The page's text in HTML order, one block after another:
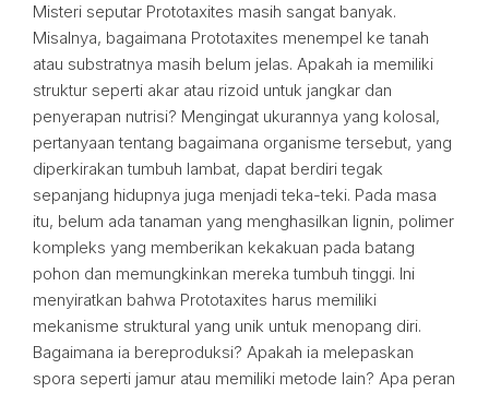
Misteri seputar Prototaxites masih sangat banyak.
Misalnya, bagaimana Prototaxites menempel ke tanah
atau substratnya masih belum jelas. Apakah ia memiliki
struktur seperti akar atau rizoid untuk jangkar dan
penyerapan nutrisi? Mengingat ukurannya yang kolosal,
pertanyaan tentang bagaimana organisme tersebut, yang
diperkirakan tumbuh lambat, dapat berdiri tegak
sepanjang hidupnya juga menjadi teka-teki. Pada masa
itu, belum ada tanaman yang menghasilkan lignin, polimer
kompleks yang memberikan kekakuan pada batang
pohon dan memungkinkan mereka tumbuh tinggi. Ini
menyiratkan bahwa Prototaxites harus memiliki
mekanisme struktural yang unik untuk menopang diri.
Bagaimana ia bereproduksi? Apakah ia melepaskan
spora seperti jamur atau memiliki metode lain? Apa peran